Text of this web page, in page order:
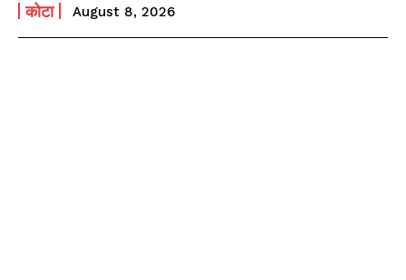
कोटा August 8, 2026